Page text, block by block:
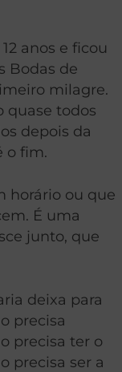
anos e ficou
Bodas de
milagre.
quase todos
depois da
o fim.
horário ou que
É uma
junto, que
deixa para
precisa
precisa ter o
precisa ser a